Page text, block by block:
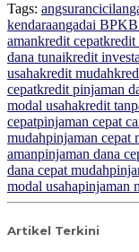
Tags: angsurancicilan
kendaraangadai
amankredit cepatkredit
dana tunaikredit
usahakredit mudah
cepatkredit pinjaman
modal usahakredit
cepatpinjaman cepat
mudahpinjaman cepat
amanpinjaman dana
dana cepat mudah
modal usahapinjaman
Artikel Terkini